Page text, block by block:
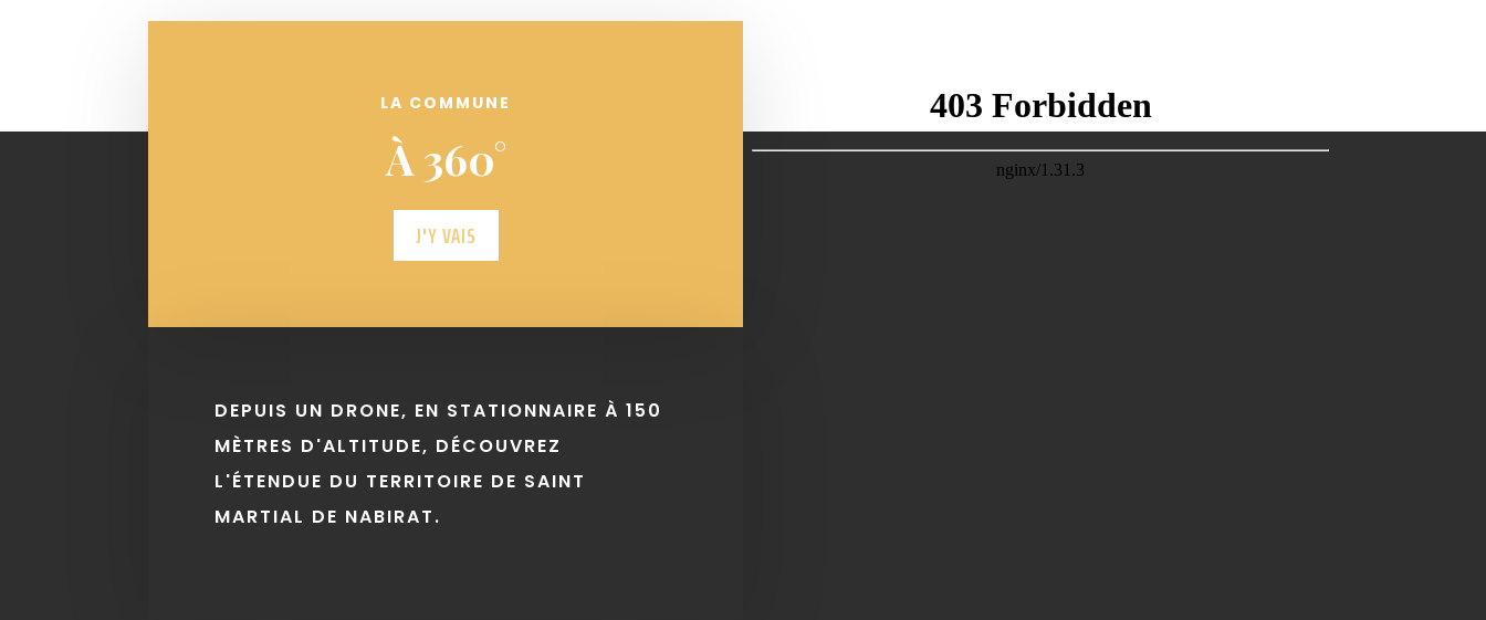
LA COMMUNE
À 360°
J'Y VAIS
DEPUIS UN DRONE, EN STATIONNAIRE À 150
MÈTRES D'ALTITUDE, DÉCOUVREZ
L'ÉTENDUE DU TERRITOIRE DE SAINT
MARTIAL DE NABIRAT.